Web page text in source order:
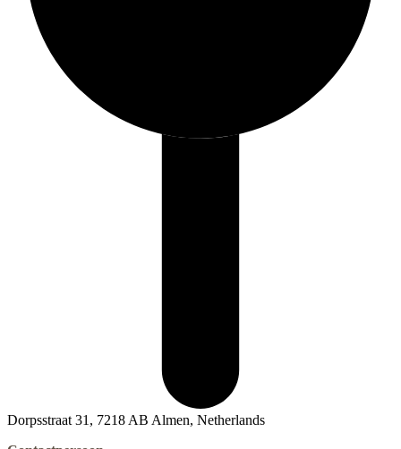
Dorpsstraat 31, 7218 AB Almen, Netherlands